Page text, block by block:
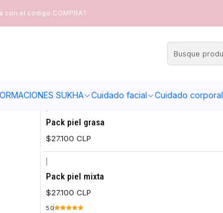
SUKHA Cuidado facial Cuidado corporal
con el codigo COMPRA1
Pack piel grasa
$27.100 CLP
Pack piel mixta
$27.100 CLP
5.0